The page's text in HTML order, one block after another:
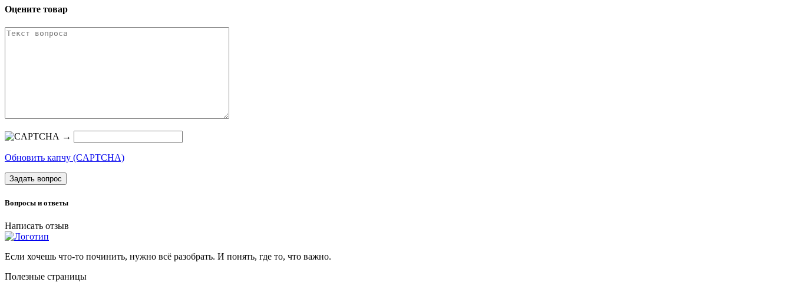
Оцените товар
→
Обновить капчу (CAPTCHA)
Задать вопрос
Вопросы и ответы
Написать отзыв
Если хочешь что-то починить, нужно всё разобрать. И понять, где то, что важно.
Полезные страницы